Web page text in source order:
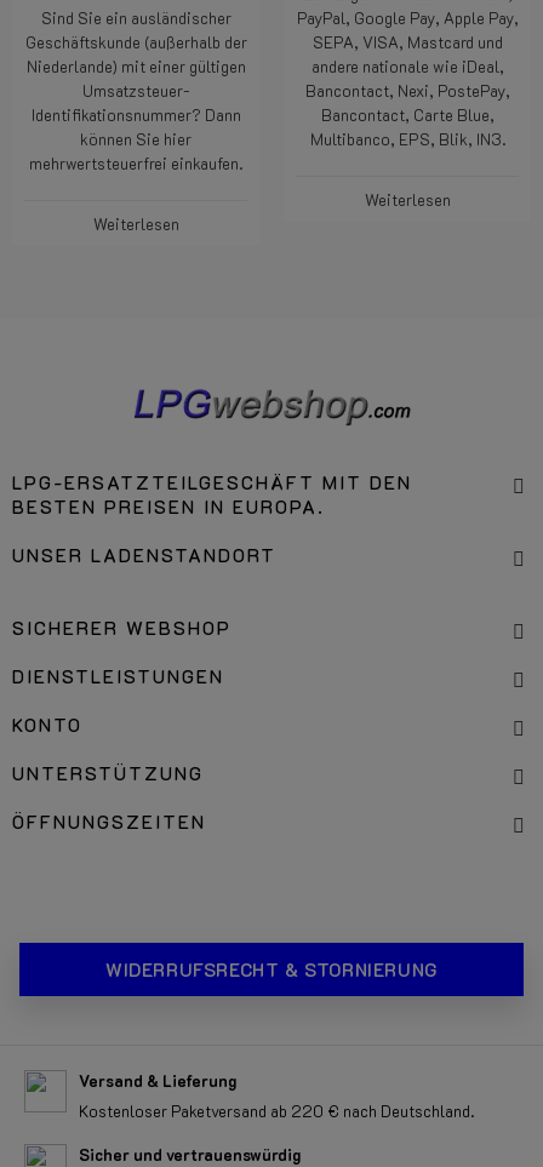
EIN!
Sind Sie ein ausländischer
Geschäftskunde (außerhalb der
Niederlande) mit einer gültigen
Umsatzsteuer-
Identifikationsnummer? Dann
Wir bieten mehrere
Zahlungsmethoden wie Wero,
PayPal, Google Pay, Apple Pay,
SEPA, VISA, Mastcard und
andere nationale wie iDeal,
Bancontact, Nexi, PostePay,
BESTEN PREISEN IN EUROPA.
SICHERER WEBSHOP
DIENSTLEISTUNGEN
KONTO
UNTERSTÜTZUNG
Versand & Lieferung
Kostenloser Paketversand ab 220 € nach Deutschland.